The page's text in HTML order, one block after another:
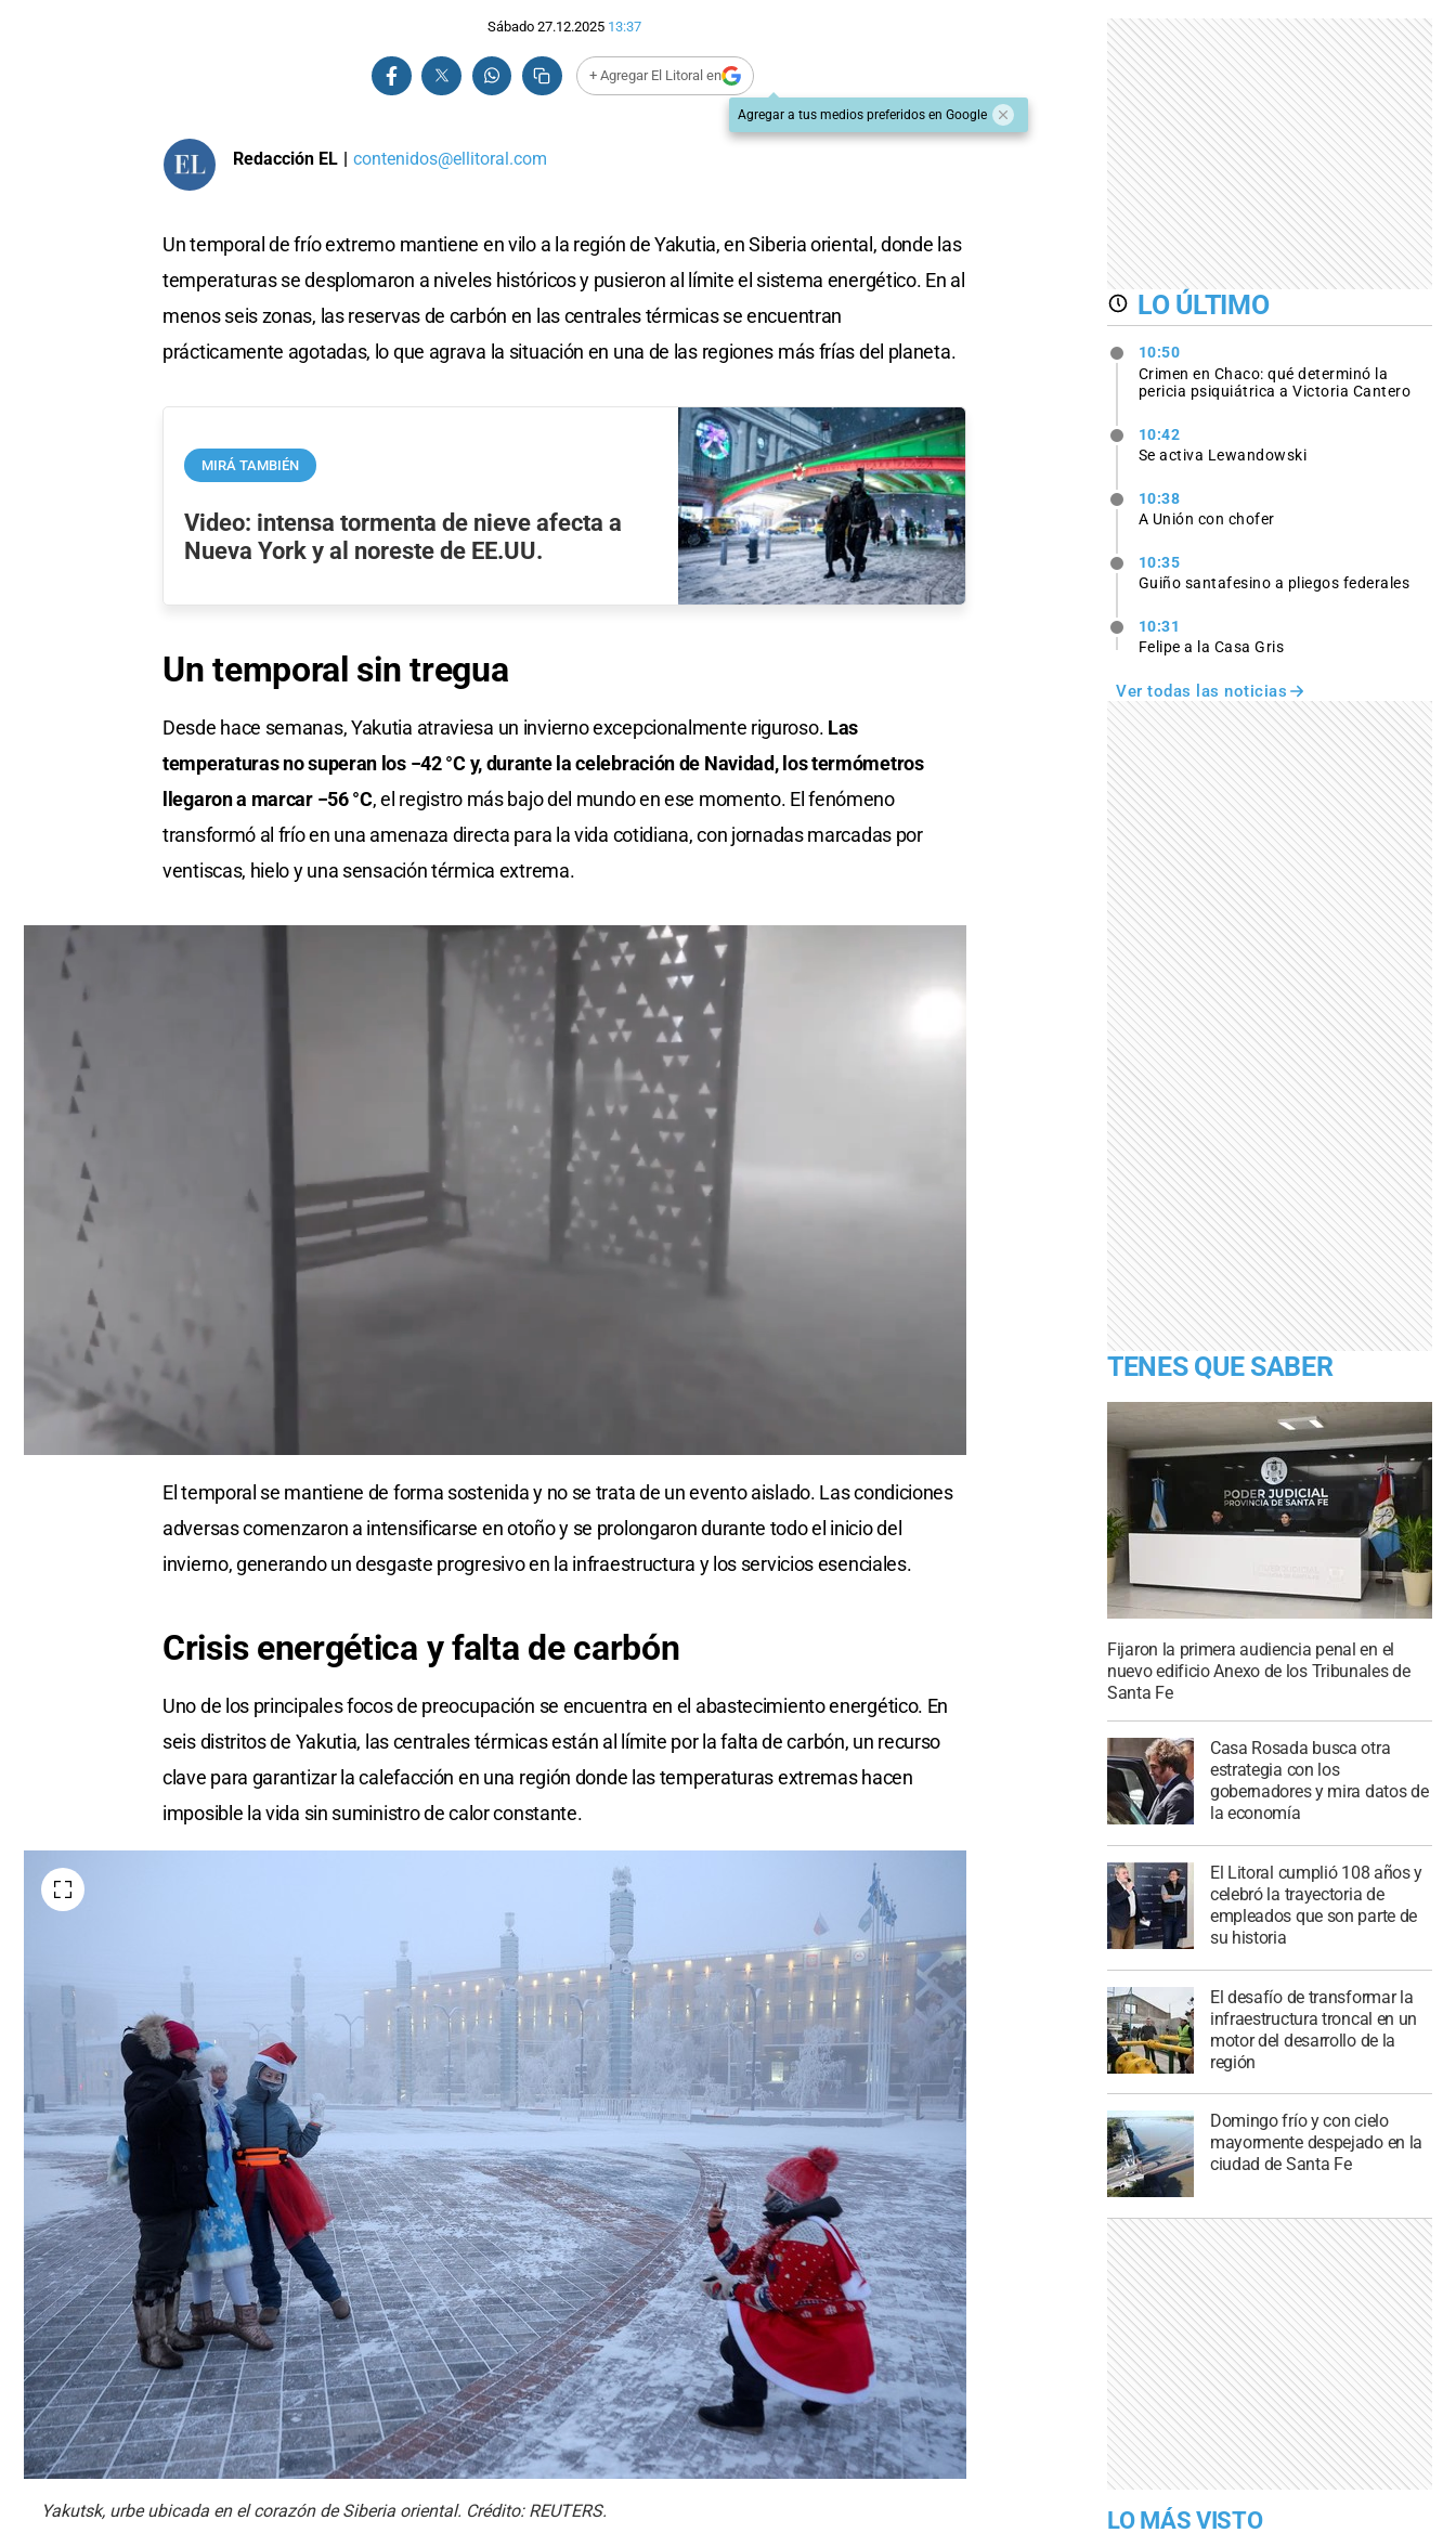
Sábado 27.12.2025 13:37
+ Agregar El Litoral en
Agregar a tus medios preferidos en Google
Redacción EL | contenidos@ellitoral.com
Un temporal de frío extremo mantiene en vilo a la región de Yakutia, en Siberia oriental, donde las
temperaturas se desplomaron a niveles históricos y pusieron al límite el sistema energético. En al
menos seis zonas, las reservas de carbón en las centrales térmicas se encuentran
prácticamente agotadas, lo que agrava la situación en una de las regiones más frías del planeta.
MIRÁ TAMBIÉN
Video: intensa tormenta de nieve afecta a
Nueva York y al noreste de EE.UU.
Un temporal sin tregua
Desde hace semanas, Yakutia atraviesa un invierno excepcionalmente riguroso. Las
temperaturas no superan los −42 °C y, durante la celebración de Navidad, los termómetros
llegaron a marcar −56 °C, el registro más bajo del mundo en ese momento. El fenómeno
transformó al frío en una amenaza directa para la vida cotidiana, con jornadas marcadas por
ventiscas, hielo y una sensación térmica extrema.
El temporal se mantiene de forma sostenida y no se trata de un evento aislado. Las condiciones
adversas comenzaron a intensificarse en otoño y se prolongaron durante todo el inicio del
invierno, generando un desgaste progresivo en la infraestructura y los servicios esenciales.
Crisis energética y falta de carbón
Uno de los principales focos de preocupación se encuentra en el abastecimiento energético. En
seis distritos de Yakutia, las centrales térmicas están al límite por la falta de carbón, un recurso
clave para garantizar la calefacción en una región donde las temperaturas extremas hacen
imposible la vida sin suministro de calor constante.
Yakutsk, urbe ubicada en el corazón de Siberia oriental. Crédito: REUTERS.
LO ÚLTIMO
10:50
Crimen en Chaco: qué determinó la
pericia psiquiátrica a Victoria Cantero
10:42
Se activa Lewandowski
10:38
A Unión con chofer
10:35
Guiño santafesino a pliegos federales
10:31
Felipe a la Casa Gris
Ver todas las noticias
TENES QUE SABER
Fijaron la primera audiencia penal en el
nuevo edificio Anexo de los Tribunales de
Santa Fe
Casa Rosada busca otra
estrategia con los
gobernadores y mira datos de
la economía
El Litoral cumplió 108 años y
celebró la trayectoria de
empleados que son parte de
su historia
El desafío de transformar la
infraestructura troncal en un
motor del desarrollo de la
región
Domingo frío y con cielo
mayormente despejado en la
ciudad de Santa Fe
LO MÁS VISTO